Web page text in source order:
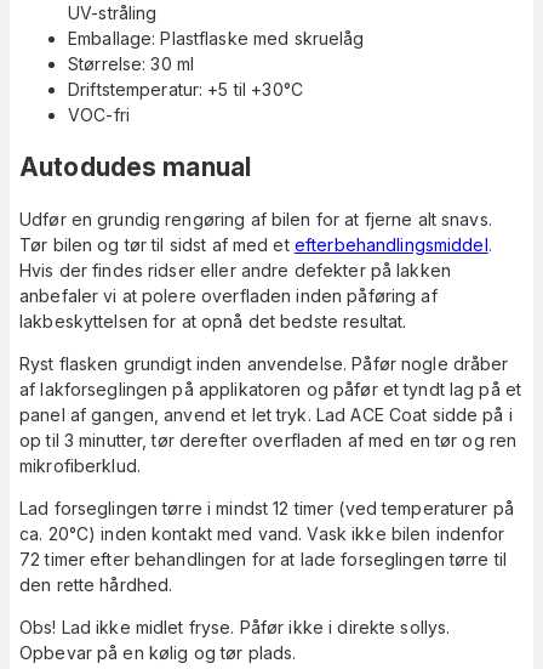
UV-stråling
Emballage: Plastflaske med skruelåg
Størrelse: 30 ml
Driftstemperatur: +5 til +30°C
VOC-fri
Autodudes manual
Udfør en grundig rengøring af bilen for at fjerne alt snavs.
Tør bilen og tør til sidst af med et efterbehandlingsmiddel.
Hvis der findes ridser eller andre defekter på lakken
anbefaler vi at polere overfladen inden påføring af
lakbeskyttelsen for at opnå det bedste resultat.
Ryst flasken grundigt inden anvendelse. Påfør nogle dråber
af lakforseglingen på applikatoren og påfør et tyndt lag på et
panel af gangen, anvend et let tryk. Lad ACE Coat sidde på i
op til 3 minutter, tør derefter overfladen af med en tør og ren
mikrofiberklud.
Lad forseglingen tørre i mindst 12 timer (ved temperaturer på
ca. 20°C) inden kontakt med vand. Vask ikke bilen indenfor
72 timer efter behandlingen for at lade forseglingen tørre til
den rette hårdhed.
Obs! Lad ikke midlet fryse. Påfør ikke i direkte sollys.
Opbevar på en kølig og tør plads.